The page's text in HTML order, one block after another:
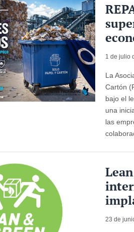
1 de julio
La
Cartón
bajo el
una
las
23 de